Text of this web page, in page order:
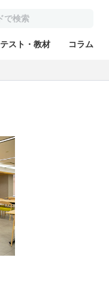
テスト・教材 コラム